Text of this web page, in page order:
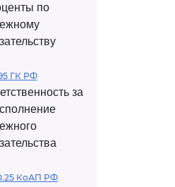
по
ГК РФ
за
КоАП РФ